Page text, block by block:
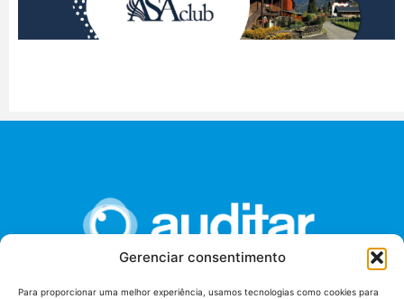
Gerenciar consentimento
Para proporcionar uma melhor experiência, usamos tecnologias como cookies para